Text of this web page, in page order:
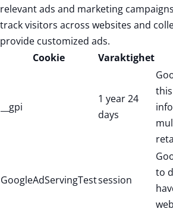
relevant ads and marketing
track visitors across websites and
provide customized ads.
Cookie
Varaktighet
__gpi
1 year 24
days
GoogleAdServingTestsession
to